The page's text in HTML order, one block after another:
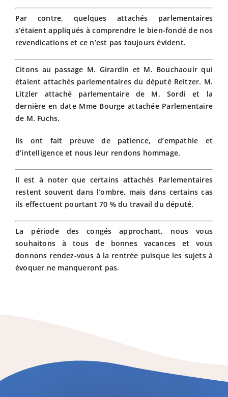
Par contre, quelques attachés parlementaires
s’étaient appliqués à comprendre le bien-fondé de nos
revendications et ce n’est pas toujours évident.
Citons au passage M. Girardin et M. Bouchaouir qui
étaient attachés parlementaires du député Reitzer. M.
Litzler attaché parlementaire de M. Sordi et la
dernière en date Mme Bourge attachée Parlementaire
de M. Fuchs.
Ils ont fait preuve de patience, d’empathie et
d’intelligence et nous leur rendons hommage.
Il est à noter que certains attachés Parlementaires
restent souvent dans l’ombre, mais dans certains cas
ils effectuent pourtant 70 % du travail du député.
La période des congés approchant, nous vous
souhaitons à tous de bonnes vacances et vous
donnons rendez-vous à la rentrée puisque les sujets à
évoquer ne manqueront pas.